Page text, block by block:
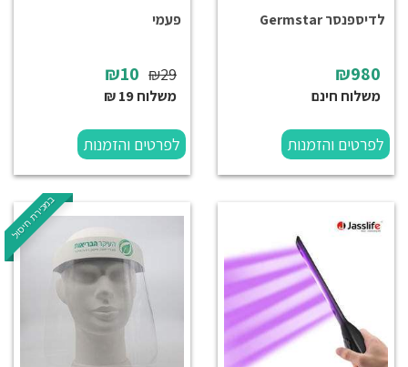
לדיספנסר Germstar
₪980
משלוח חינם
לפרטים והזמנות
פעמי
₪10 ₪29
משלוח 19 ₪
לפרטים והזמנות
במכירת חיסול